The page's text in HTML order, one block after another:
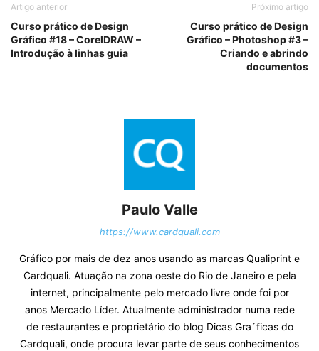
Artigo anterior
Curso prático de Design
Gráfico #18 – CorelDRAW –
Introdução à linhas guia
Próximo artigo
Curso prático de Design
Gráfico – Photoshop #3 –
Criando e abrindo
documentos
Paulo Valle
https://www.cardquali.com
Gráfico por mais de dez anos usando as marcas Qualiprint e
Cardquali. Atuação na zona oeste do Rio de Janeiro e pela
internet, principalmente pelo mercado livre onde foi por
anos Mercado Líder. Atualmente administrador numa rede
de restaurantes e proprietário do blog Dicas Gra´ficas do
Cardquali, onde procura levar parte de seus conhecimentos